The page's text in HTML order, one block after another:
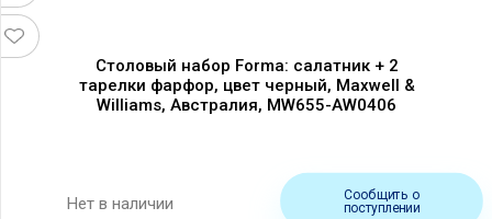
Столовый набор Forma: салатник + 2
тарелки фарфор, цвет черный, Maxwell &
Williams, Австралия, MW655-AW0406
Нет в наличии
Сообщить о
поступлении